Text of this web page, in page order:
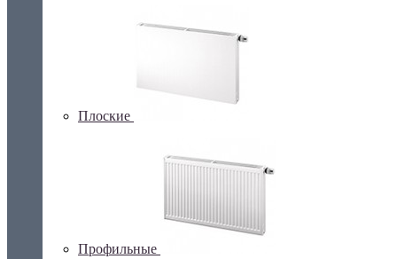
Плоские
Профильные